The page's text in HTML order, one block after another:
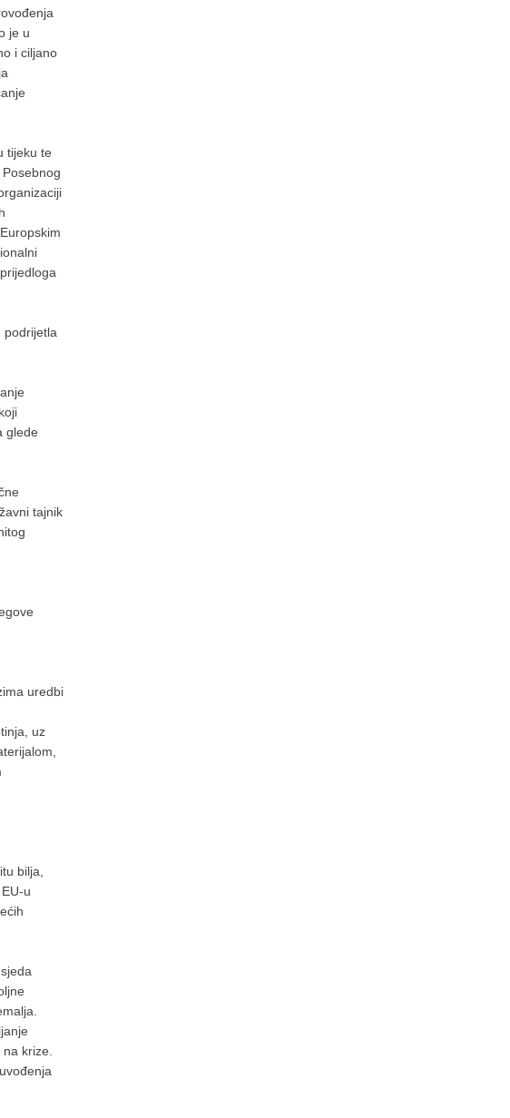
je u
i ciljano
tijeku te
podrijetla
glede
tajnik
uredbi
uz
bilja,
u
krize.